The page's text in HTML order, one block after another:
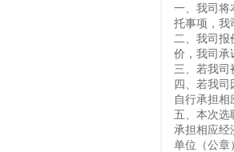
一、我司将
托事项，我
二、我司
价，我司承
三、若我司
四、若我司
自行承担相
五、本次选
承担相应经
单